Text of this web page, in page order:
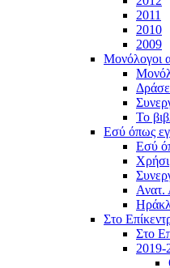
2011
2010
2009
Μονόλογοι
To
Εσύ όπως
Εσύ
Ανατ.
Στο
Στο
2019-